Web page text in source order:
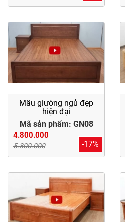
Mẫu giường ngủ đẹp
hiện đại
Mã sản phẩm: GN08
4.800.000
5.800.000 -17%